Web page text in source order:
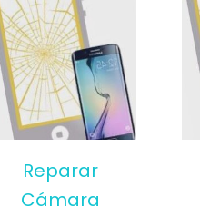
Reparar
Cámara